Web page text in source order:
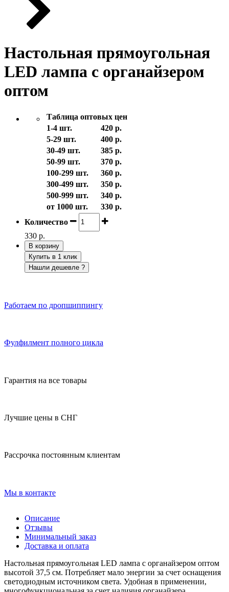
Настольная прямоугольная
LED лампа с органайзером
оптом
Таблица оптовых цен
1-4 шт.
420 р.
5-29 шт.
400 р.
30-49 шт.
385 р.
50-99 шт.
370 р.
100-299 шт.
360 р.
300-499 шт.
350 р.
500-999 шт.
340 р.
от 1000 шт.
330 р.
Количество
330 р.
В корзину
Купить в 1 клик
Нашли дешевле ?
Работаем по дропшиппингу
Фулфилмент полного цикла
Гарантия на все товары
Лучшие цены в СНГ
Рассрочка постоянным клиентам
Мы в контакте
Описание
Отзывы
Минимальный заказ
Доставка и оплата
Настольная прямоугольная LED лампа с органайзером оптом
высотой 37,5 см. Потребляет мало энергии за счет оснащения
светодиодным источником света. Удобная в применении,